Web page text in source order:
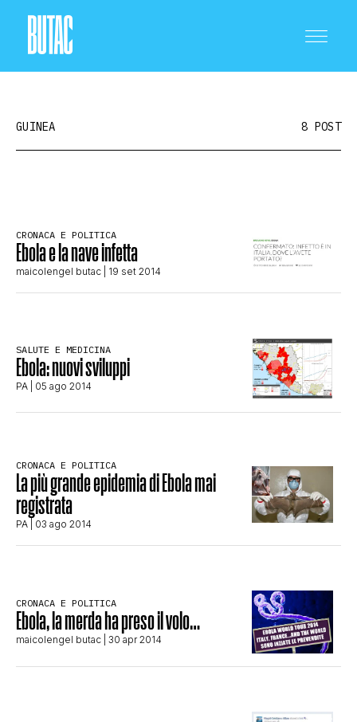
SCIENZA E TECNOLOGIA
STORIA E CITAZIONI
COMPLOTTI, LEGGENDE URBANE ED
EVERGREEN
EDITORIALI
TRUFFE E SOCIAL NETWORK
GUINEA 8 POST
CRONACA E POLITICA
Ebola e la nave infetta
maicolengel butac | 19 set 2014
SALUTE E MEDICINA
Ebola: nuovi sviluppi
PA | 05 ago 2014
CRONACA E POLITICA
La più grande epidemia di Ebola mai
registrata
PA | 03 ago 2014
CRONACA E POLITICA
Ebola, la merda ha preso il volo…
maicolengel butac | 30 apr 2014